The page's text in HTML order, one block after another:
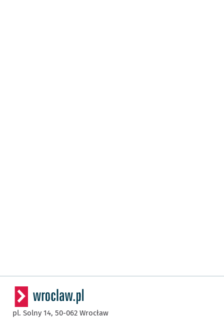
pl. Solny 14, 50-062 Wrocław